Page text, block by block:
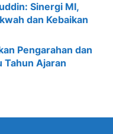
Sinergi MI,
dan Kebaikan
Pengarahan dan
Tahun Ajaran